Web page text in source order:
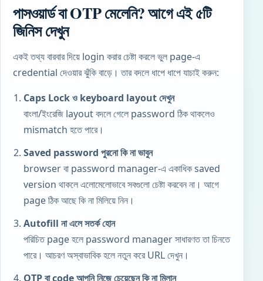
পাসওয়ার্ড বা OTP মেলেনি? আগে এই ৫টি
জিনিস দেখুন
একই তথ্য বারবার দিয়ে login করার চেষ্টা করলে ভুল page-এ
credential দেওয়ার ঝুঁকি বাড়ে। তার বদলে ধাপে ধাপে যাচাই করুন:
Caps Lock ও keyboard layout দেখুন
বাংলা/ইংরেজি layout বদলে গেলে password ঠিক থাকলেও
mismatch হতে পারে।
Saved password পুরনো কি না ভাবুন
browser বা password manager-এ একাধিক saved
version থাকলে এলোমেলোভাবে সবগুলো চেষ্টা করবেন না। আগে
page ঠিক আছে কি না মিলিয়ে নিন।
Autofill না এলে সতর্ক হোন
পরিচিত page হলে password manager সাধারণত তা চিনতে
পারে। আচরণ অস্বাভাবিক হলে নতুন করে URL দেখুন।
OTPবা code আপনি নিজে চেয়েছেন কি না মিলান